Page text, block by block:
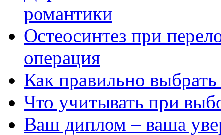
романтики
Остеосинтез при
операция
Как правильно
Что учитывать при
Ваш диплом – ваша